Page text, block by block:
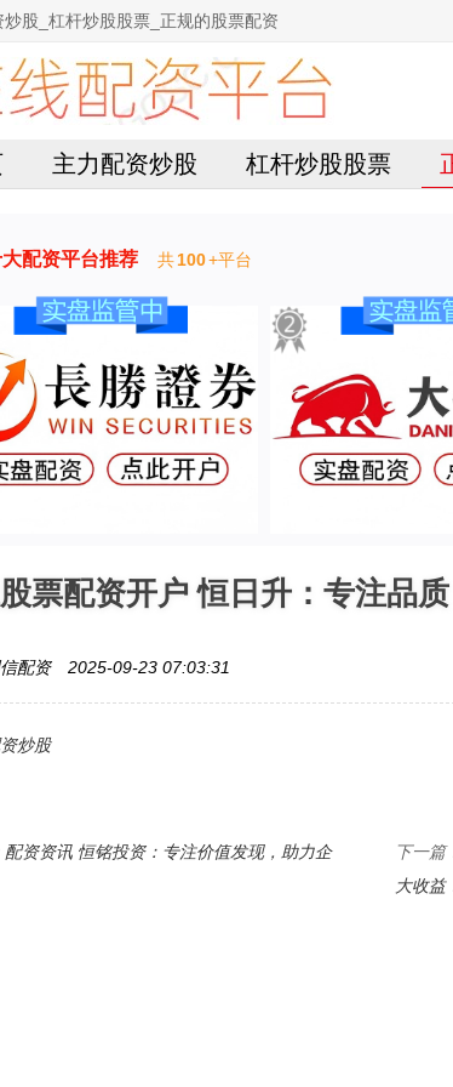
炒股_杠杆炒股股票_正规的股票配资
主力配资炒股 杠杆炒股股票
配资平台推荐 共100+平台
票配资开户 恒日升：专注品
配资 2025-09-23 07:03:31
炒股
配资资讯 恒铭投资：专注价值发现，助力企
下一篇
大收益